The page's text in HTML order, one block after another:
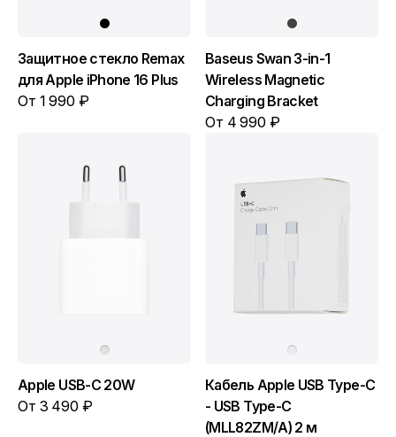
Защитное стекло Remax
для Apple iPhone 16 Plus
От 1 990 ₽
Baseus Swan 3-in-1
Wireless Magnetic
Charging Bracket
От 4 990 ₽
Apple USB-C 20W
От 3 490 ₽
Кабель Apple USB Type-C
- USB Type-C
(MLL82ZM/A) 2 м